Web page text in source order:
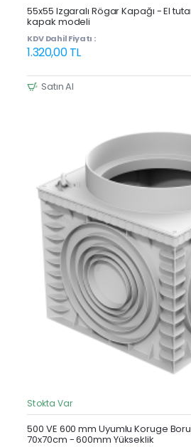
55x55 Izgaralı Rögar Kapağı - El
kapak modeli
KDV Dahil Fiyatı :
1.320,00 TL
Satın Al
Stokta Var
500 VE 600 mm Uyumlu Koruge Boru
70x70cm - 600mm Yükseklik